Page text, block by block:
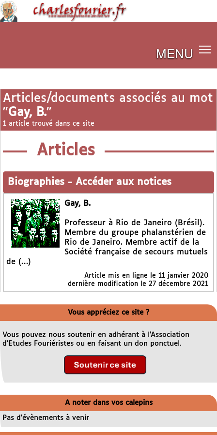
MENU
Articles/documents associés au mot
"Gay, B."
1 article trouvé dans ce site
Articles
Biographies - Accéder aux notices
Gay, B.
Professeur à Rio de Janeiro (Brésil).
Membre du groupe phalanstérien de
Rio de Janeiro. Membre actif de la
Société française de secours mutuels
de (…)
Article mis en ligne le 11 janvier 2020
dernière modification le 27 décembre 2021
Vous appréciez ce site ?
Vous pouvez nous soutenir en adhérant à l’Association
d’Etudes Fouriéristes ou en faisant un don ponctuel.
A noter dans vos calepins
Pas d’évènements à venir